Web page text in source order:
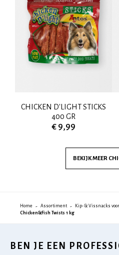
CHICKEN D'LIGHT STICKS
400 GR
€ 9,99
BEKIJK MEER
Home Assortiment Kip- & Vissnacks
Chicken&Fish Twists 1 kg
BEN JE EEN